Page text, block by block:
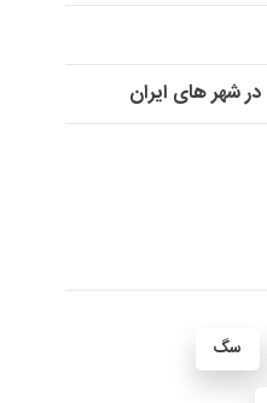
شهر های ایران
سگ